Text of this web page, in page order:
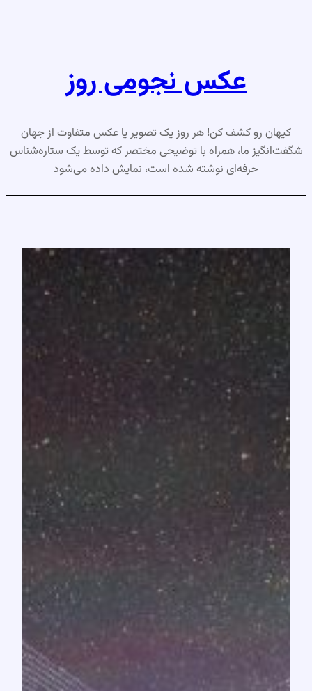
عکس نجومی روز
کیهان رو کشف کن! هر روز یک تصویر یا عکس متفاوت از جهان
شگفت‌انگیز ما، همراه با توضیحی مختصر که توسط یک ستاره‌شناس
حرفه‌ای نوشته شده است، نمایش داده می‌شود